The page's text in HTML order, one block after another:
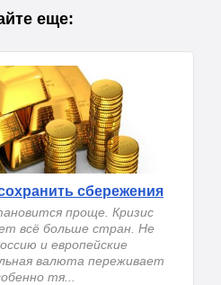
еще:
сбережения
проще. Кризис
всё больше стран. Не
и европейские
валюта переживает
тя...